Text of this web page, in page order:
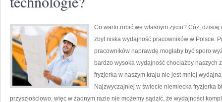
Co warto robić we własnym życiu? Cóż,
zbyt niska wydajność pracowników w Polsce.
pracowników naprawdę mogłaby być sporo
bardzo wysoka wydajność chociażby naszych
fryzjerka w naszym kraju nie jest mniej
Najzwyczajniej w świecie niemiecka fryzjerka
przyszłościowo, więc w żadnym razie nie możemy sądzić, że wydajności